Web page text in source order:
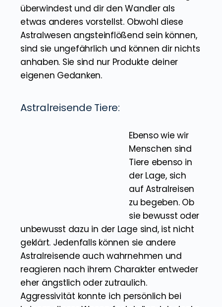
befördern. Du kannst aber die Gestalt des
Wandlers verändern, wenn du deine Angst
überwindest und dir den Wandler als
etwas anderes vorstellst. Obwohl diese
Astralwesen angsteinflößend sein können,
sind sie ungefährlich und können dir nichts
Ebenso wie wir
Menschen sind
Tiere ebenso in
der Lage, sich
auf Astralreisen
zu begeben. Ob
sie bewusst oder
unbewusst dazu in der Lage sind, ist nicht
geklärt. Jedenfalls können sie andere
Astralreisende auch wahrnehmen und
reagieren nach ihrem Charakter entweder